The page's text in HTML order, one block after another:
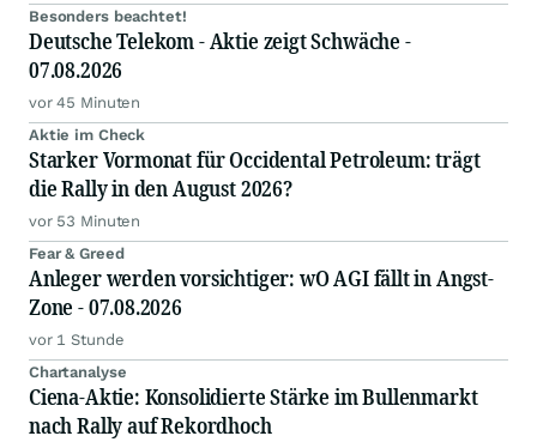
Besonders beachtet!
Deutsche Telekom - Aktie zeigt Schwäche -
07.08.2026
vor 45 Minuten
Aktie im Check
Starker Vormonat für Occidental Petroleum: trägt
die Rally in den August 2026?
vor 53 Minuten
Fear & Greed
Anleger werden vorsichtiger: wO AGI fällt in Angst-
Zone - 07.08.2026
vor 1 Stunde
Chartanalyse
Ciena-Aktie: Konsolidierte Stärke im Bullenmarkt
nach Rally auf Rekordhoch